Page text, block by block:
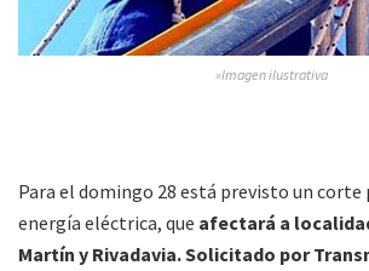
»Imagen ilustrativa
Para el domingo 28 está previsto un corte
energía eléctrica, que afectará a
Martín y Rivadavia. Solicitado por